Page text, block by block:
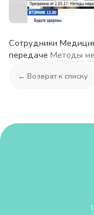
Сотрудники
передаче Методы
← Возврат к списку